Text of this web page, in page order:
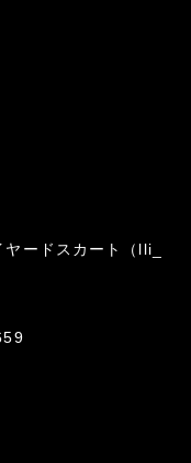
ードスカート（lli_